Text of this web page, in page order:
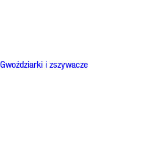
Gwoździarki i zszywacze